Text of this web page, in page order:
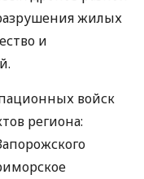
жилых
и
войск
региона: